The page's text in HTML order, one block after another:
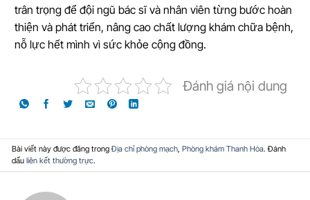
trân trọng để đội ngũ bác sĩ và nhân viên từng bước hoàn
thiện và phát triển, nâng cao chất lượng khám chữa bệnh,
nỗ lực hết mình vì sức khỏe cộng đồng.
Đánh giá nội dung
Bài viết này được đăng trongĐịa chỉ phòng mạch, Phòng khám Thanh Hóa. Đánh
dấu liên kết thường trực.